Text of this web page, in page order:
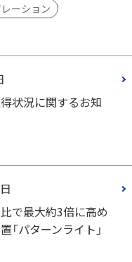
ーション
状況に関するお知
で最大約3倍に高め
「パターンライト」